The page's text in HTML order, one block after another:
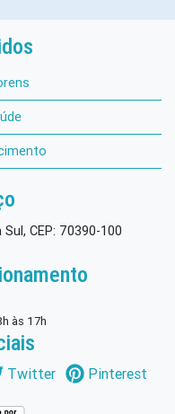
CEP: 70390-100
às 17h
Twitter Pinterest